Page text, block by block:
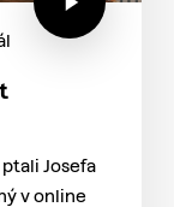
Josefa
v online